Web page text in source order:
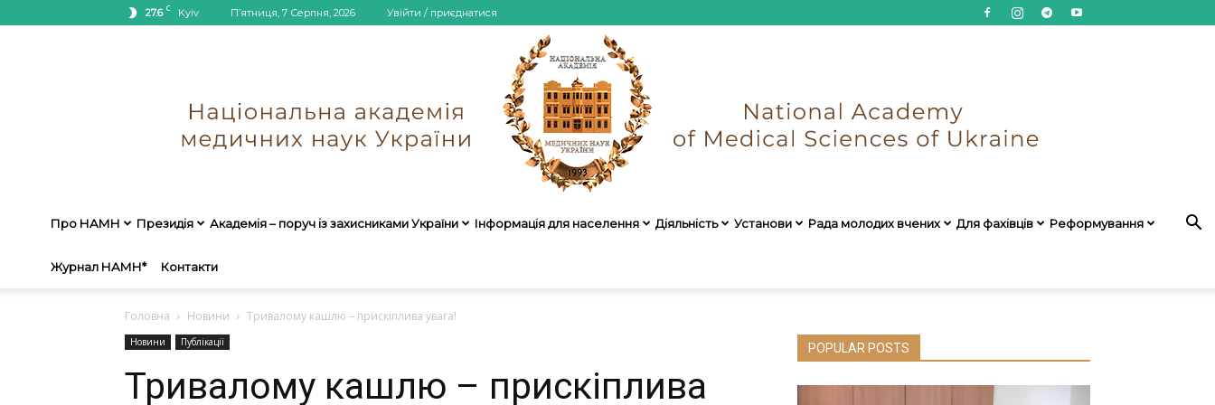
27.6 C Kyiv П’ятниця, 7 Серпня, 2026 Увійти / приєднатися
України
Про НАМН Президія Академія – поруч із захисниками України Інформація для населення Діяльність Установи Рада молодих вчених Для фахівців Реформування
Журнал НАМН* Контакти
Головна Новини Тривалому кашлю – прискіплива увага!
Новини Публікації
Тривалому кашлю – прискіплива
POPULAR POSTS